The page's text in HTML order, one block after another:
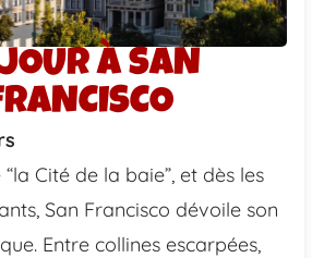
À SAN
“la Cité de la baie”, et dès les
San Francisco dévoile son
Entre collines escarpées,